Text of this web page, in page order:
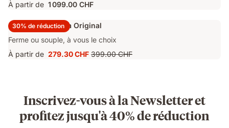
À partir de 1 099.00 CHF
30% de réduction
Surmatelas Emma Original
Ferme ou souple, à vous le choix
À partir de Prix
279.30 CHF Prix
399.00 CHF
Inscrivez-vous à la Newsletter et
profitez jusqu'à 40% de réduction